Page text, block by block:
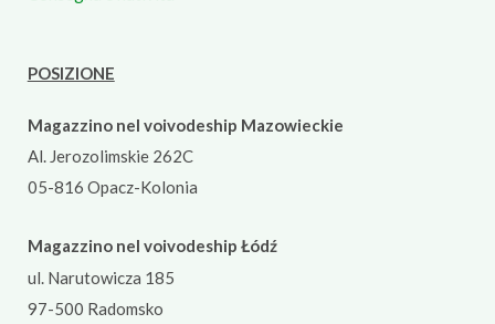
POSIZIONE
Magazzino nel voivodeship Mazowieckie
Al. Jerozolimskie 262C
05-816 Opacz-Kolonia
Magazzino nel voivodeship Łódź
ul. Narutowicza 185
97-500 Radomsko